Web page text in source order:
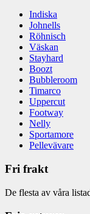
Indiska
Johnells
Röhnisch
Väskan
Stayhard
Boozt
Bubbleroom
Timarco
Uppercut
Footway
Nelly
Sportamore
Pellevävare
Fri frakt
De flesta av våra